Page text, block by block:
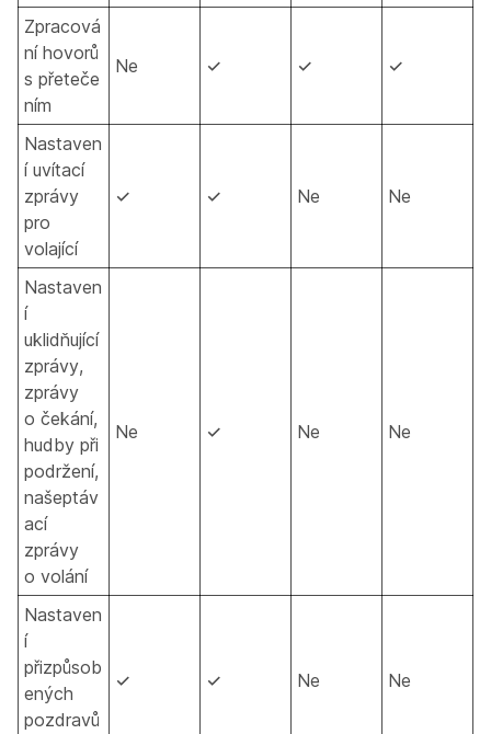
Zpracová
ní hovorů
s přeteče
ním
Ne ✓ ✓ ✓
Nastaven
í uvítací
zprávy
pro
volající
✓ ✓ Ne Ne
Nastaven
í
uklidňující
zprávy,
zprávy
o čekání,
hudby při
podržení,
našeptáv
ací
zprávy
o volání
Ne ✓ Ne Ne
Nastaven
í
přizpůsob
ených
pozdravů
✓ ✓ Ne Ne